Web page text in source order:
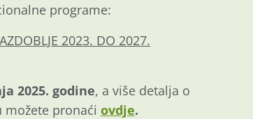
programe:
2023. DO 2027.
2025. godine, a više detalja o
pronaći ovdje.